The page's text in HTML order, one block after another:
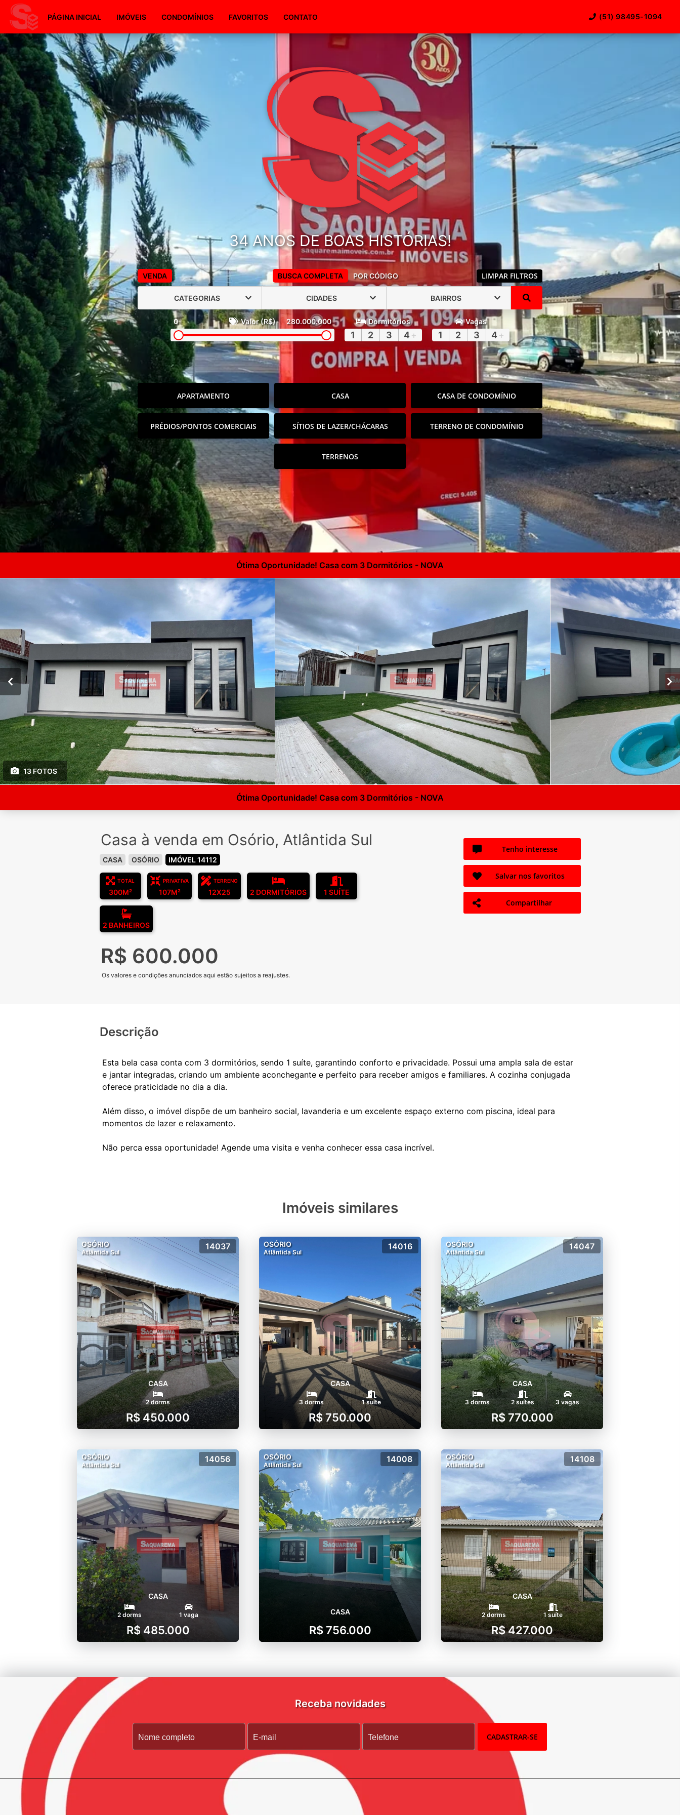
(51) 98495-1094
PÁGINA INICIAL IMÓVEIS CONDOMÍNIOS FAVORITOS CONTATO (51) 98495-1094
34 ANOS DE BOAS HISTÓRIAS!
VENDA BUSCA COMPLETA POR CÓDIGO LIMPAR FILTROS
CATEGORIAS CIDADES BAIRROS
0 Valor (R$) 280.000.000 Dormitórios
1 2 3 4 +
Vagas
1 2 3 4 +
APARTAMENTO CASA CASA DE CONDOMÍNIO
PRÉDIOS/PONTOS COMERCIAIS SÍTIOS DE LAZER/CHÁCARAS TERRENO DE CONDOMÍNIO
TERRENOS
Ótima Oportunidade! Casa com 3 Dormitórios - NOVA
13 FOTOS
Ótima Oportunidade! Casa com 3 Dormitórios - NOVA
Casa à venda em Osório, Atlântida Sul
CASA OSÓRIO IMÓVEL 14112
TOTAL
300M²
PRIVATIVA
107M²
TERRENO
12X25 2 DORMITÓRIOS 1 SUÍTE
2 BANHEIROS
R$ 600.000
Os valores e condições anunciados aqui estão sujeitos a reajustes.
Tenho interesse
Salvar nos favoritos
Compartilhar
Descrição
Esta bela casa conta com 3 dormitórios, sendo 1 suíte, garantindo conforto e privacidade. Possui uma ampla sala de estar
e jantar integradas, criando um ambiente aconchegante e perfeito para receber amigos e familiares. A cozinha conjugada
oferece praticidade no dia a dia.
Além disso, o imóvel dispõe de um banheiro social, lavanderia e um excelente espaço externo com piscina, ideal para
momentos de lazer e relaxamento.
Imóveis similares
OSÓRIO
Atlântida Sul
14037
CASA
2 dorms
R$ 450.000
OSÓRIO
Atlântida Sul
14016
CASA
3 dorms 1 suíte
R$ 750.000
OSÓRIO
Atlântida Sul
14047
CASA
3 dorms 2 suítes 3 vagas
R$ 770.000
OSÓRIO
Atlântida Sul
14056
CASA
2 dorms 1 vaga
R$ 485.000
OSÓRIO
Atlântida Sul
14008
CASA
R$ 756.000
OSÓRIO
Atlântida Sul
14108
CASA
2 dorms 1 suíte
R$ 427.000
Receba novidades
CADASTRAR-SE